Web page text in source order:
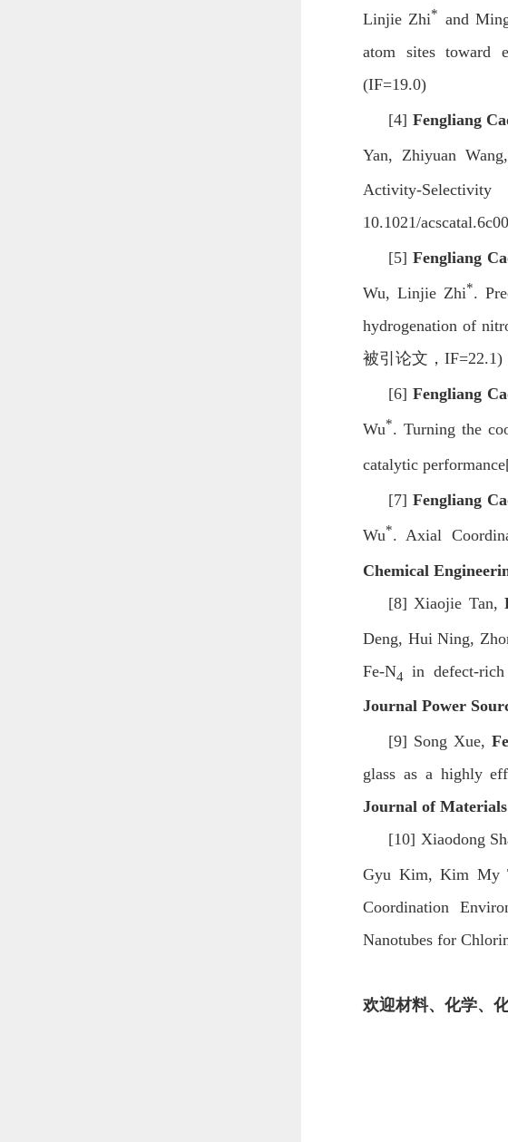
Linjie Zhi* and
atom sites toward
(IF=19.0)
[4] Fengliang
Yan, Zhiyuan
Activity-
10.1021/
[5]Fengliang
Wu, Linjie Zhi*.
hydrogenation of
被引论文， IF=22.1)
[6]Fengliang
Wu*. Turning the
catalytic
[7] Fengliang
Wu*. Axial
Chemical
[8] Xiaojie Tan,
Deng, Hui Ning,
Fe-N4 in defect-
Journal Power
[9] Song Xue,
glass as a highly
Journal of
[10] Xiaodong
Gyu Kim, Kim My
Coordination
Nanotubes for
欢迎材料、化学、